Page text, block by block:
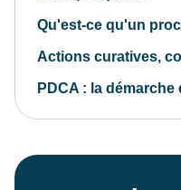
Qu'est-ce qu'un
Actions curatives,
PDCA : la